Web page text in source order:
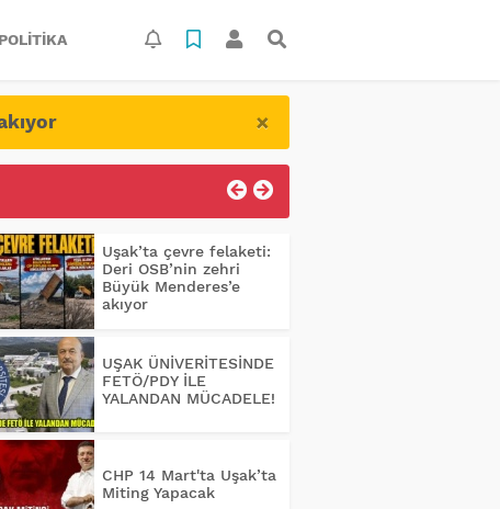
POLITIKA
×
Uşak’ta çevre felaketi:
Deri OSB’nin zehri
Büyük Menderes’e
akıyor
UŞAK ÜNİVERİTESİNDE
FETÖ/PDY İLE
YALANDAN MÜCADELE!
CHP 14 Mart'ta Uşak’ta
Miting Yapacak